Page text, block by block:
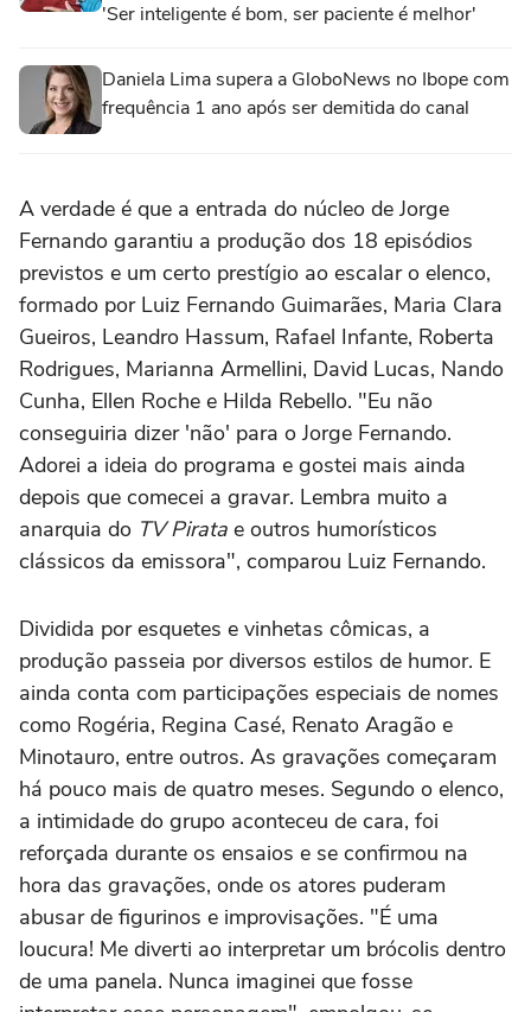
'Ser inteligente é bom, ser paciente é melhor'
Daniela Lima supera a GloboNews no Ibope com
frequência 1 ano após ser demitida do canal
A verdade é que a entrada do núcleo de Jorge
Fernando garantiu a produção dos 18 episódios
previstos e um certo prestígio ao escalar o elenco,
formado por Luiz Fernando Guimarães, Maria Clara
Gueiros, Leandro Hassum, Rafael Infante, Roberta
Rodrigues, Marianna Armellini, David Lucas, Nando
Cunha, Ellen Roche e Hilda Rebello. "Eu não
conseguiria dizer 'não' para o Jorge Fernando.
Adorei a ideia do programa e gostei mais ainda
depois que comecei a gravar. Lembra muito a
anarquia do TV Pirata e outros humorísticos
clássicos da emissora", comparou Luiz Fernando.
Dividida por esquetes e vinhetas cômicas, a
produção passeia por diversos estilos de humor. E
ainda conta com participações especiais de nomes
como Rogéria, Regina Casé, Renato Aragão e
Minotauro, entre outros. As gravações começaram
há pouco mais de quatro meses. Segundo o elenco,
a intimidade do grupo aconteceu de cara, foi
reforçada durante os ensaios e se confirmou na
hora das gravações, onde os atores puderam
abusar de figurinos e improvisações. "É uma
loucura! Me diverti ao interpretar um brócolis dentro
de uma panela. Nunca imaginei que fosse